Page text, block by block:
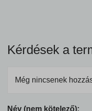
Kérdések a
Még nincsenek
Név (nem kötelező):